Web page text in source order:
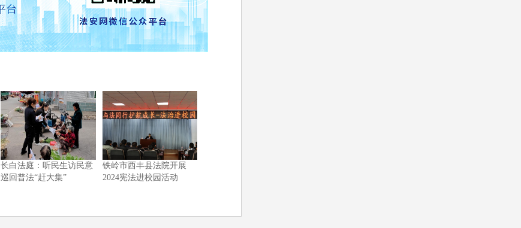
长白法庭：听民生访民意
巡回普法“赶大集”
铁岭市西丰县法院开展
2024宪法进校园活动